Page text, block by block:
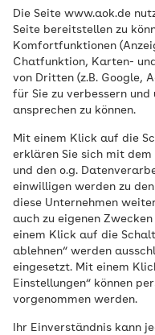
Die Seite www.aok.de
Seite bereitstellen zu
Komfortfunktionen
Chatfunktion, Karten-
von Dritten (z.B. Google,
für Sie zu verbessern
ansprechen zu können.
Mit einem Klick auf die
erklären Sie sich mit
und den o.g.
einwilligen werden zu
diese Unternehmen
auch zu eigenen
einem Klick auf die
ablehnen“ werden
eingesetzt. Mit einem
Einstellungen“ können
vorgenommen werden.
Ihr Einverständnis kann
für Ihre
Wer sich
Zahnfleischbluten
auch
Verfärbungen
Leistungen zur
anbietet, welche
Vorsorge und
Zähne es gibt,
Seiten.